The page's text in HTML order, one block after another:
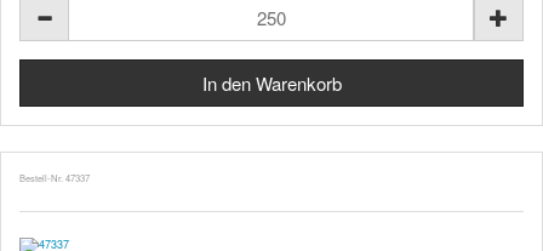
Bestell-Nr. 47337